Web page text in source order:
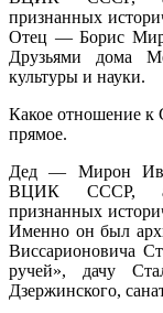
признанных
Отец — Борис
Друзьями дома
культуры и науки.
Какое отношение
прямое.
Дед — Мирон
ВЦИК СССР,
признанных
Именно он был
Виссарионовича
ручей», дачу
Дзержинского,